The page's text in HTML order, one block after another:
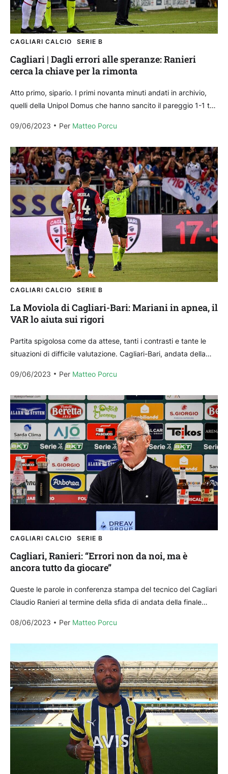
CAGLIARI CALCIO SERIE B
Cagliari | Dagli errori alle speranze: Ranieri
cerca la chiave per la rimonta
Atto primo, sipario. I primi novanta minuti andati in archivio,
quelli della Unipol Domus che hanno sancito il pareggio 1-1 tra
09/06/2023
Per Matteo Porcu
CAGLIARI CALCIO SERIE B
La Moviola di Cagliari-Bari: Mariani in apnea, il
VAR lo aiuta sui rigori
Partita spigolosa come da attese, tanti i contrasti e tante le
situazioni di difficile valutazione. Cagliari-Bari, andata della
09/06/2023
Per Matteo Porcu
CAGLIARI CALCIO SERIE B
Cagliari, Ranieri: “Errori non da noi, ma è
ancora tutto da giocare”
Queste le parole in conferenza stampa del tecnico del Cagliari
Claudio Ranieri al termine della sfida di andata della finale
08/06/2023
Per Matteo Porcu